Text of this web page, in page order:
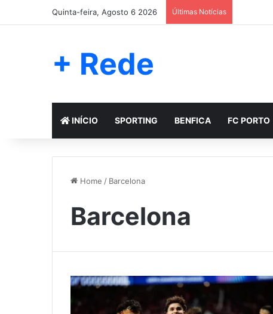
Quinta-feira, Agosto 6 2026 Últimas Notícias
+ Rede
INÍCIO SPORTING BENFICA FC PORTO
Home / Barcelona
Barcelona